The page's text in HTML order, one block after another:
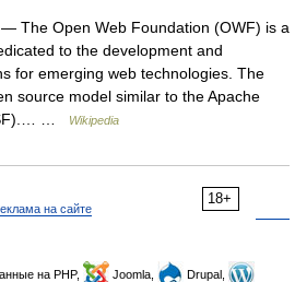
— The Open Web Foundation (OWF) is a
to the development and
for emerging web technologies. The
source model similar to the Apache
…
Wikipedia
18+
на сайте
на PHP, Joomla, Drupal,